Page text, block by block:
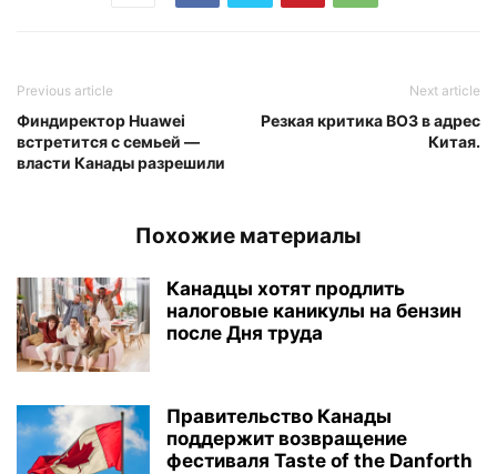
Previous article
Финдиректор Huawei
встретится с семьей —
власти Канады разрешили
Next article
Резкая критика ВОЗ в адрес
Китая.
Похожие материалы
Канадцы хотят продлить
налоговые каникулы на бензин
после Дня труда
Правительство Канады
поддержит возвращение
фестиваля Taste of the Danforth